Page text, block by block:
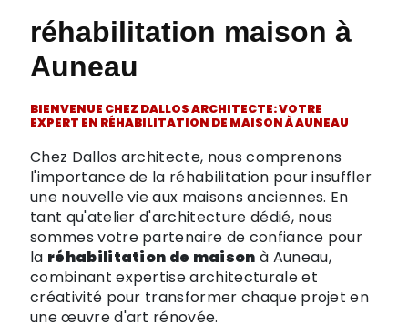
réhabilitation maison à
Auneau
BIENVENUE CHEZ DALLOS ARCHITECTE: VOTRE
EXPERT EN RÉHABILITATION DE MAISON À AUNEAU
Chez Dallos architecte, nous comprenons
l'importance de la réhabilitation pour insuffler
une nouvelle vie aux maisons anciennes. En
tant qu'atelier d'architecture dédié, nous
sommes votre partenaire de confiance pour
la réhabilitation de maison à Auneau,
combinant expertise architecturale et
créativité pour transformer chaque projet en
une œuvre d'art rénovée.